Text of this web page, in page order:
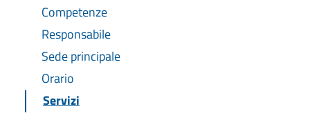
Competenze
Responsabile
Sede principale
Orario
Servizi